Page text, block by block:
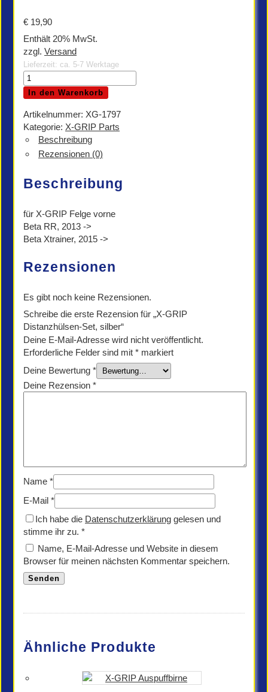
€ 19,90
Enthält 20% MwSt.
zzgl. Versand
Lieferzeit: ca. 5-7 Werktage
X-
GRIP
Distanzhülsen-
Set,
silber
Menge
In den Warenkorb
Artikelnummer: XG-1797
Kategorie: X-GRIP Parts
Beschreibung
Rezensionen (0)
Beschreibung
für X-GRIP Felge vorne
Beta RR, 2013 ->
Beta Xtrainer, 2015 ->
Rezensionen
Es gibt noch keine Rezensionen.
Schreibe die erste Rezension für „X-GRIP
Distanzhülsen-Set, silber“
Deine E-Mail-Adresse wird nicht veröffentlicht.
Erforderliche Felder sind mit * markiert
Deine Bewertung *
Deine Rezension *
Name *
E-Mail *
Ich habe die Datenschutzerklärung gelesen und
stimme ihr zu. *
Name, E-Mail-Adresse und Website in diesem
Browser für meinen nächsten Kommentar speichern.
Ähnliche Produkte